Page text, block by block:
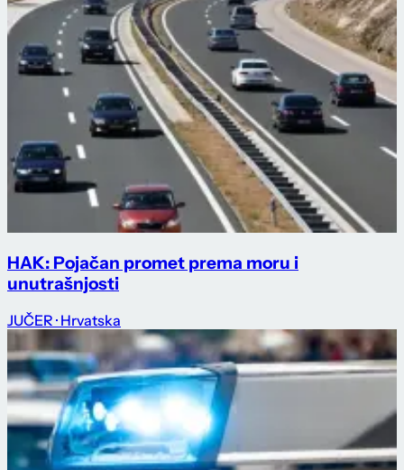
HAK: Pojačan promet prema moru i
unutrašnjosti
JUČER · Hrvatska